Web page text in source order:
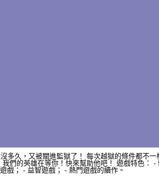
多久，又被關進監獄了！ 每次越獄的條件都不
我們的英雄在等你！快來幫助他吧！ 遊戲特色：
戲； - 益智遊戲； - 熱門遊戲的續作。